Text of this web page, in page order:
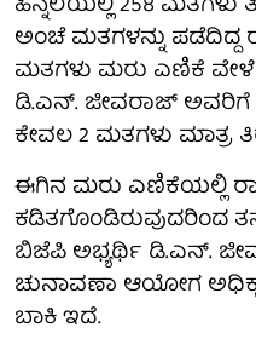
ಅಂಚೆ ಮತಗಳನ್ನು
ಮತಗಳು ಮರು ಎಣಿಕೆ
ಡಿ.ಎನ್. ಜೀವರಾಜ್ ಅವರಿಗೆ
ಕೇವಲ 2 ಮತಗಳು ಮಾತ್ರ
ಈಗಿನ ಮರು ಎಣಿಕೆಯಲ್ಲಿ
ಕಡಿತಗೊಂಡಿರುವುದರಿಂದ
ಬಿಜೆಪಿ ಅಭ್ಯರ್ಥಿ ಡಿ.ಎನ್.
ಚುನಾವಣಾ ಆಯೋಗ
ಬಾಕಿ ಇದೆ.